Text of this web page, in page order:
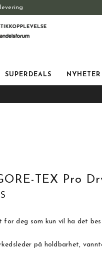
SUPERDEALS NYHETER
TEX Pro
deg som kun vil ha det
på holdbarhet,